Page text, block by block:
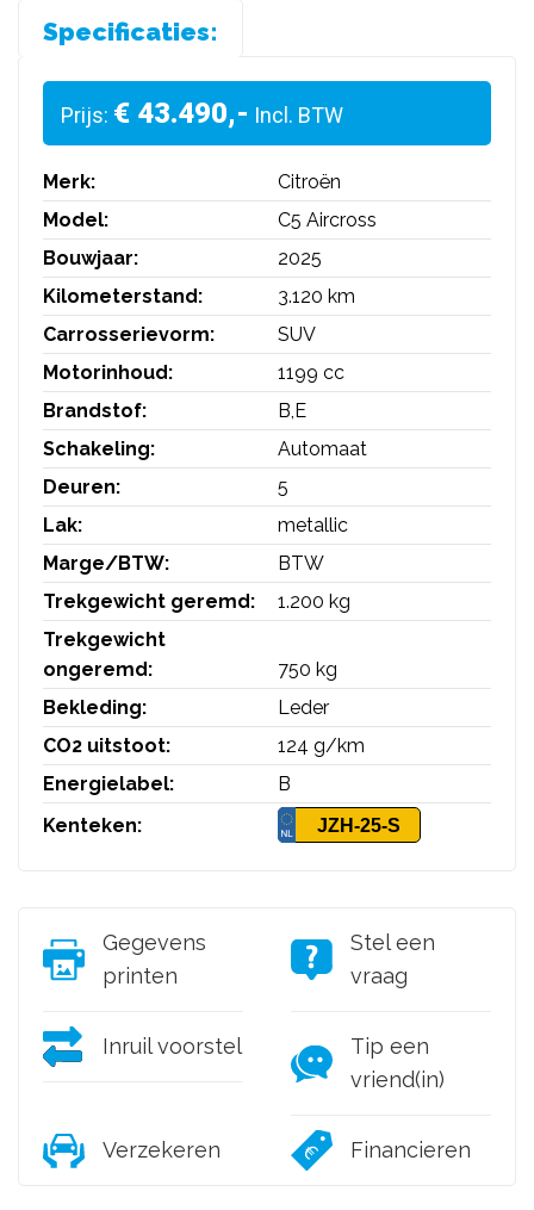
Specificaties:
Prijs: € 43.490,- Incl. BTW
Merk:
Citroën
Model:
C5 Aircross
Bouwjaar:
2025
Kilometerstand:
3.120 km
Carrosserievorm:
SUV
Motorinhoud:
1199 cc
Brandstof:
B,E
Schakeling:
Automaat
Deuren:
5
Lak:
metallic
Marge/BTW:
BTW
Trekgewicht geremd:
1.200 kg
Trekgewicht
ongeremd:
750 kg
Bekleding:
Leder
CO2 uitstoot:
124 g/km
Energielabel:
B
Kenteken:
JZH-25-S
Gegevens
printen
Stel een
vraag
Inruil voorstel
Tip een
vriend(in)
Verzekeren Financieren